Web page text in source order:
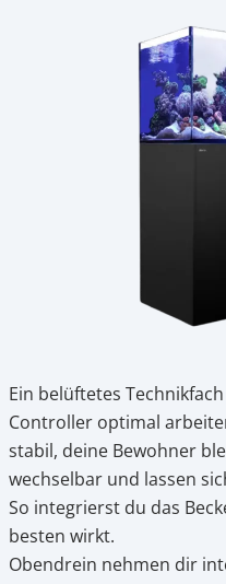
Ein belüftetes
Controller optimal
stabil, deine Bewohner
wechselbar und lassen
So integrierst du das
besten wirkt.
Obendrein nehmen dir